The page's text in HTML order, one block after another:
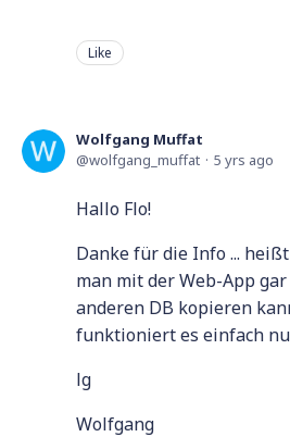
Like
Wolfgang Muffat
wolfgang_muffat
5 yrs ago
Hallo Flo!
Danke für die Info ... heißt
man mit der Web-App
anderen DB kopieren
funktioniert es einfach
lg
Wolfgang